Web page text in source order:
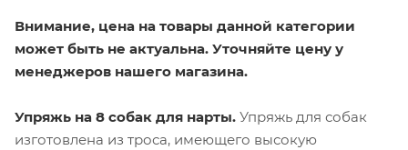
Внимание, цена на товары данной категории
может быть не актуальна. Уточняйте цену у
менеджеров нашего магазина.
Упряжь на 8 собак для нарты. Упряжь для собак
изготовлена из троса, имеющего высокую